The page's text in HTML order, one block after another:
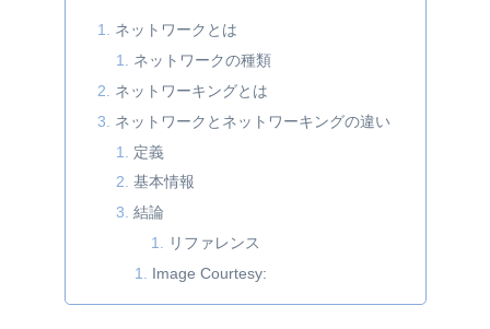
ネットワークとは
ネットワークの種類
ネットワーキングとは
ネットワークとネットワーキングの違い
定義
基本情報
結論
リファレンス
Image Courtesy: